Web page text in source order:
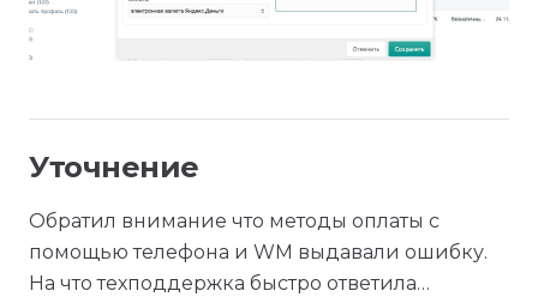
Уточнение
Обратил внимание что методы оплаты с
помощью телефона и WM выдавали ошибку.
На что техподдержка быстро ответила…